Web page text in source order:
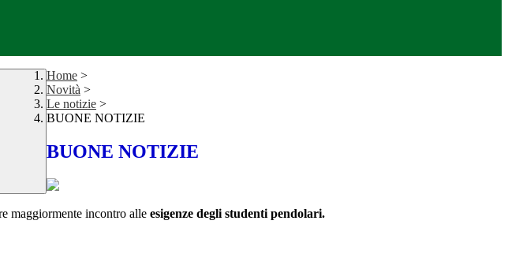
Home >
Novità >
Le notizie >
BUONE NOTIZIE
BUONE NOTIZIE
maggiormente incontro alle esigenze degli studenti pendolari.